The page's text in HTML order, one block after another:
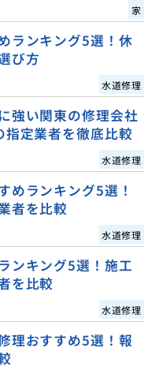
家
ランキング5選！休
び方
水道修理
強い関東の修理会社
定業者を徹底比較
水道修理
めランキング5選！
者を比較
水道修理
ンキング5選！施工
を比較
水道修理
理おすすめ5選！報